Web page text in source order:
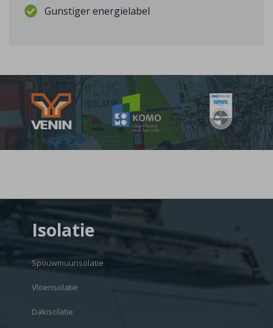
Gunstiger energielabel
Isolatie
Spouwmuurisolatie
Vloerisolatie
Dakisolatie